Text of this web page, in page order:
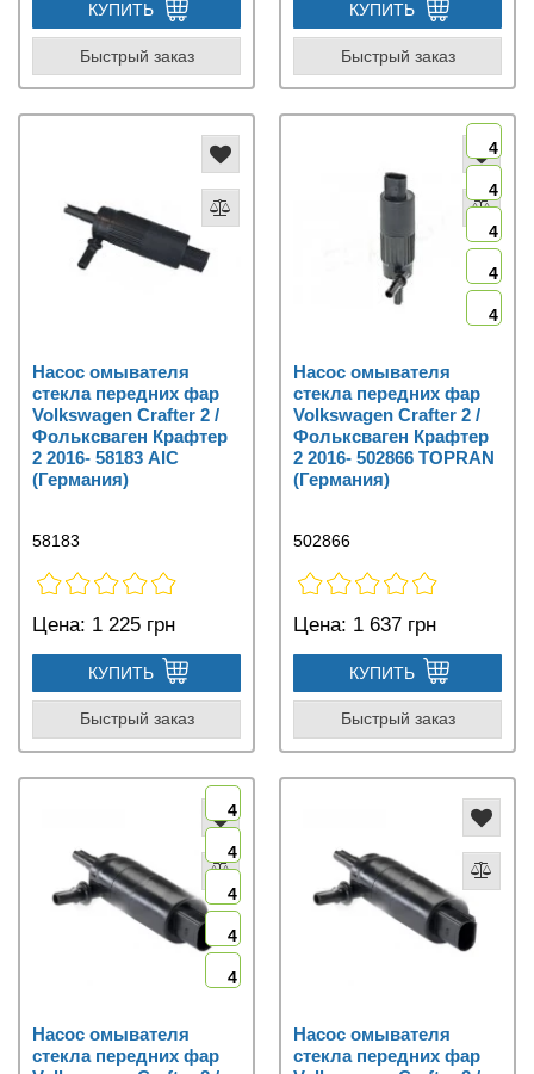
КУПИТЬ
Быстрый заказ
КУПИТЬ
Быстрый заказ
Насос омывателя
стекла передних фар
Volkswagen Crafter 2 /
Фольксваген Крафтер
2 2016- 58183 AIC
(Германия)
58183
Цена: 1 225 грн
КУПИТЬ
Быстрый заказ
4
4
4
4
4
Насос омывателя
стекла передних фар
Volkswagen Crafter 2 /
Фольксваген Крафтер
2 2016- 502866 TOPRAN
(Германия)
502866
Цена: 1 637 грн
КУПИТЬ
Быстрый заказ
4
4
4
4
4
Насос омывателя
стекла передних фар
Насос омывателя
стекла передних фар